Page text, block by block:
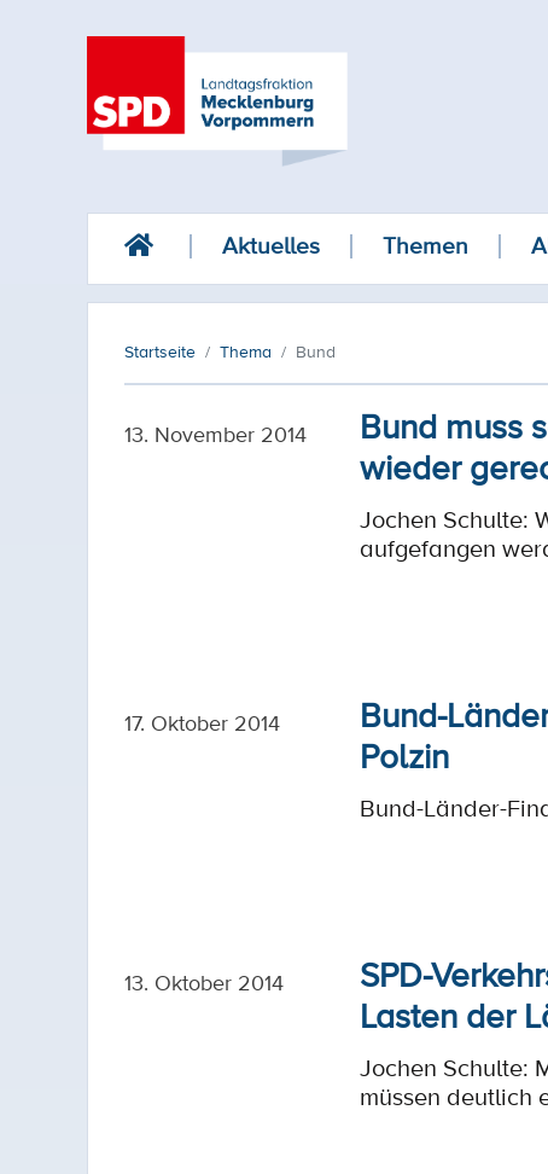
Aktuelles Themen
Startseite Thema Bund
13. November 2014
Bund muss
wieder
Jochen Schulte:
aufgefangen
17. Oktober 2014
Bund-
Polzin
Bund-Länder-
13. Oktober 2014
SPD-
Lasten der
Jochen Schulte:
müssen deutlich